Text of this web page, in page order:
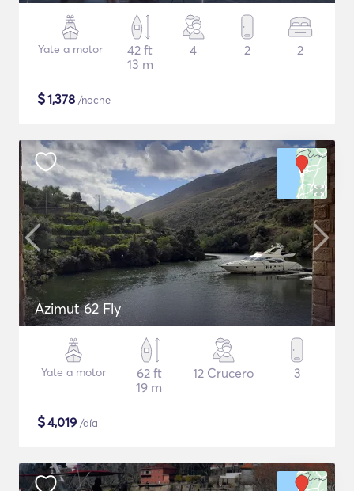
Yate a motor
42 ft
13 m
4 2 2
$1,378 /noche
Azimut 62 Fly
Yate a motor
62 ft
19 m
12 Crucero 3
$4,019 /día